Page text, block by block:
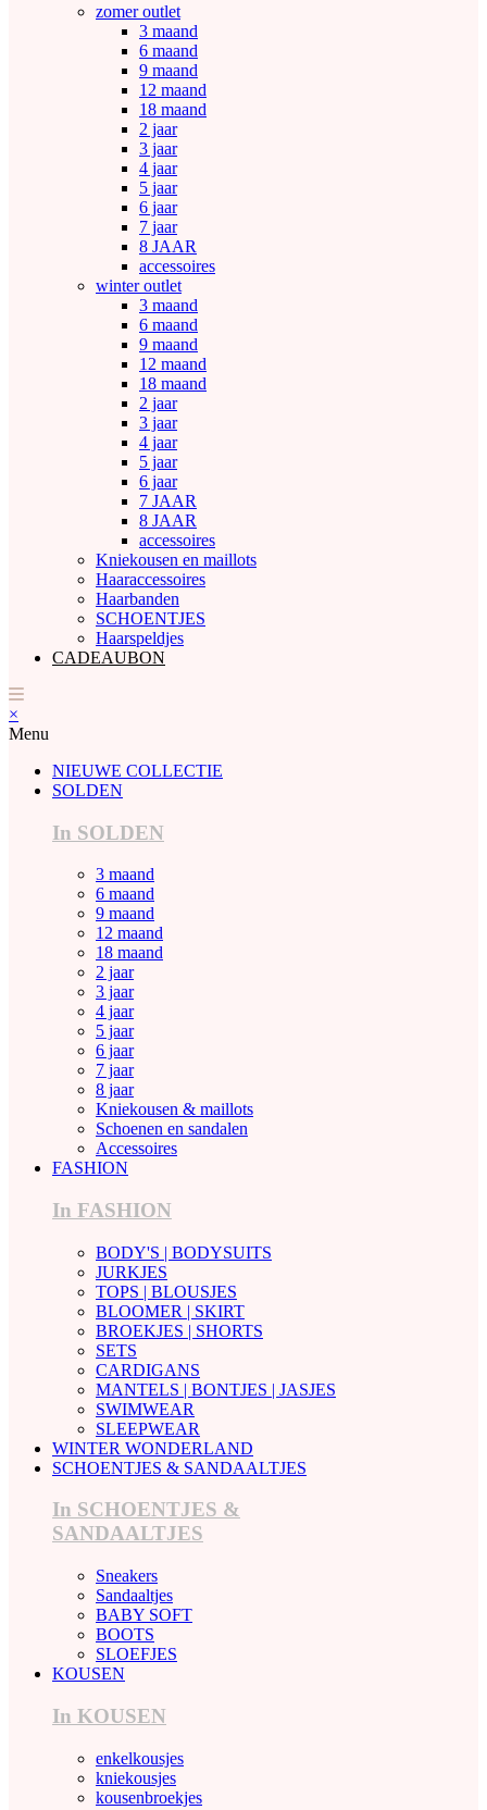
zomer outlet
3 maand
6 maand
9 maand
12 maand
18 maand
2 jaar
3 jaar
4 jaar
5 jaar
6 jaar
7 jaar
8 JAAR
accessoires
winter outlet
3 maand
6 maand
9 maand
12 maand
18 maand
2 jaar
3 jaar
4 jaar
5 jaar
6 jaar
7 JAAR
8 JAAR
accessoires
Kniekousen en maillots
Haaraccessoires
Haarbanden
SCHOENTJES
Haarspeldjes
CADEAUBON
×
Menu
NIEUWE COLLECTIE
SOLDEN
In SOLDEN
3 maand
6 maand
9 maand
12 maand
18 maand
2 jaar
3 jaar
4 jaar
5 jaar
6 jaar
7 jaar
8 jaar
Kniekousen & maillots
Schoenen en sandalen
Accessoires
FASHION
In FASHION
BODY'S | BODYSUITS
JURKJES
TOPS | BLOUSJES
BLOOMER | SKIRT
BROEKJES | SHORTS
SETS
CARDIGANS
MANTELS | BONTJES | JASJES
SWIMWEAR
SLEEPWEAR
WINTER WONDERLAND
SCHOENTJES & SANDAALTJES
In SCHOENTJES &
SANDAALTJES
Sneakers
Sandaaltjes
BABY SOFT
BOOTS
SLOEFJES
KOUSEN
In KOUSEN
enkelkousjes
kniekousjes
kousenbroekjes